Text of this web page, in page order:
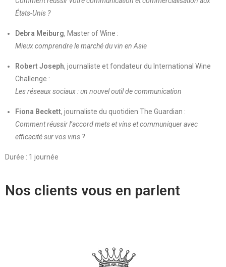
États-Unis ?
Debra Meiburg, Master of Wine :
Mieux comprendre le marché du vin en Asie
Robert Joseph, journaliste et fondateur du International Wine
Challenge :
Les réseaux sociaux : un nouvel outil de communication
Fiona Beckett, journaliste du quotidien The Guardian :
Comment réussir l’accord mets et vins et communiquer avec
efficacité sur vos vins ?
Durée : 1 journée
Nos clients vous en parlent